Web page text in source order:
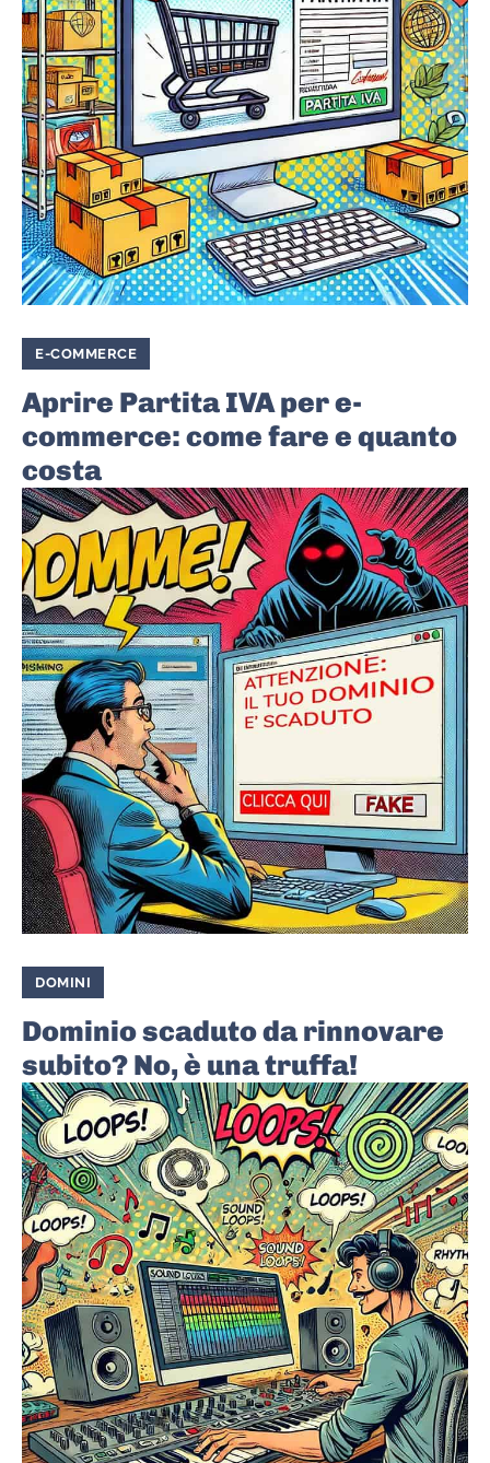
E-COMMERCE
Aprire Partita IVA per e-
commerce: come fare e quanto
costa
DOMINI
Dominio scaduto da rinnovare
subito? No, è una truffa!